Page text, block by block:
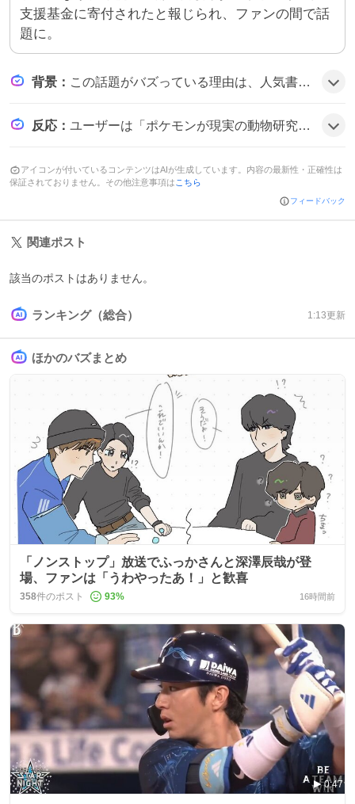
支援基金に寄付されたと報じられ、ファンの間で話
題に。
背景 ： この話題がバズっている理由は、人気書籍『ポケモン生態図鑑』が発売1周年を迎え、売上が好調なうえで印税の一部が実際の野生動物研究に活かされるという“ゲームと科学のコラボ”がファンの期待感を高めた可能性がある。
反応 ： ユーザーは「ポケモンが現実の動物研究の一助に 大ヒット『生態図鑑』印税の一部を寄付」と驚きつつ、「感動」や「恩返し」と称賛し、「ポケモンが研究に寄付‼️💸✨」と喜びの声が広がっている様子だ。
アイコンが付いているコンテンツはAIが生成しています。内容の最新性・正確性は
保証されておりません。その他注意事項は こちら
フィードバック
関連ポスト
該当のポストはありません。
ランキング（総合） 1:13更新
ほかのバズまとめ
「ノンストップ」放送でふっかさんと深澤辰哉が登
場、ファンは「うわやったあ！」と歓喜
358件のポスト 93% 16時間前
0:47